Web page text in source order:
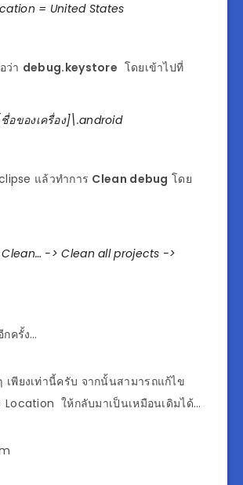
= United States
ว่า debug.keystore โดยเข้าไปที่
อของเครื่อง]\.android
แล้วทำการ Clean debug โดย
-> Clean all projects ->
กครั้ง…
เพียงเท่านี้ครับ จากนั้นสามารถแก้ไข
ให้กลับมาเป็นเหมือนเดิมได้…